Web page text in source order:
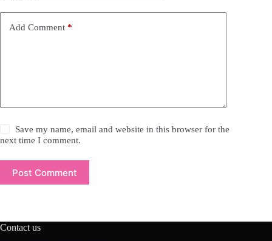
Add Comment *
Save my name, email and website in this browser for the
next time I comment.
Post Comment
Contact us